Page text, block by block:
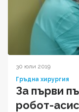
30 юли 2019
Гръдна хирургия
За първи
робот-